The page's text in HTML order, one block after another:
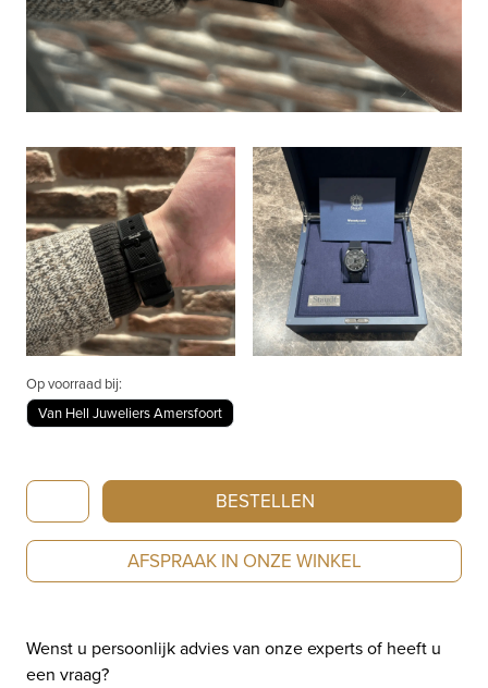
Op voorraad bij:
Van Hell Juweliers Amersfoort
Staudt
Prelude
Chronograph
Black
S14
aantal
BESTELLEN
AFSPRAAK IN ONZE WINKEL
Wenst u persoonlijk advies van onze experts of heeft u
een vraag?